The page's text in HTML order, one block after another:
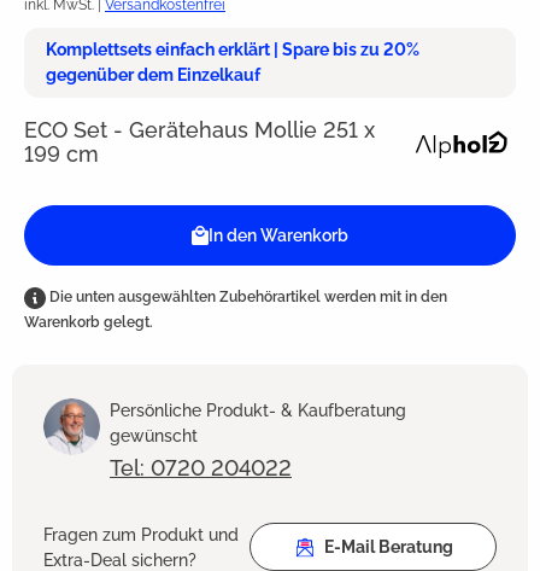
inkl. MwSt. | Versandkostenfrei
Komplettsets einfach erklärt | Spare bis zu 20%
gegenüber dem Einzelkauf
ECO Set - Gerätehaus Mollie 251 x
199 cm
In den Warenkorb
Die unten ausgewählten Zubehörartikel werden mit in den
Warenkorb gelegt.
Persönliche Produkt- & Kaufberatung
gewünscht
Tel: 0720 204022
Fragen zum Produkt und
Extra-Deal sichern?
E-Mail Beratung